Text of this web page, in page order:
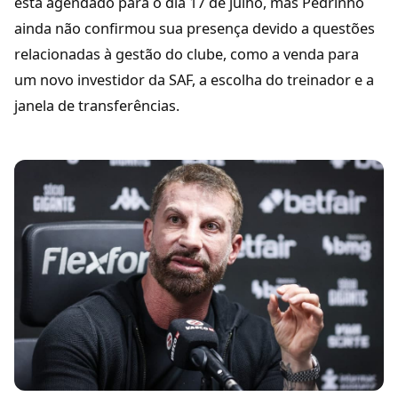
ainda não confirmou sua presença devido a questões
relacionadas à gestão do clube, como a venda para
um novo investidor da SAF, a escolha do treinador e a
janela de transferências.